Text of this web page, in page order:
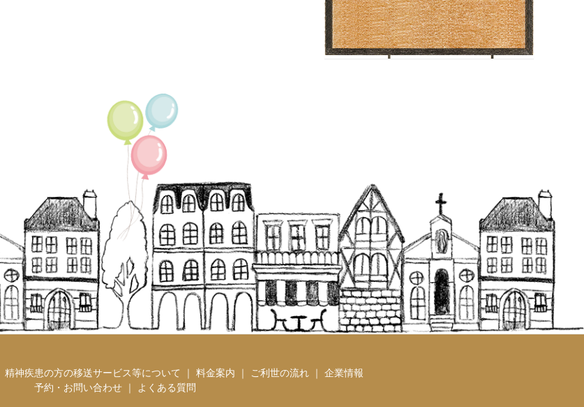
精神疾患の方の移送サービス等について ｜ 料金案内 ｜ ご利世の流れ ｜ 企業情報
予約・お問い合わせ ｜
よくある質問